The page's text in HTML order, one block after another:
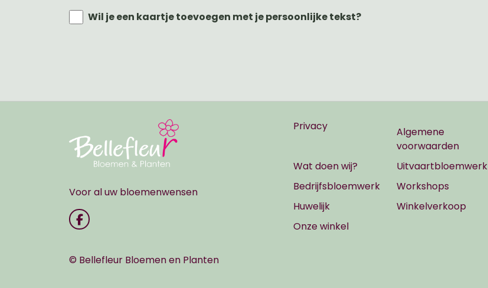
Wil je een kaartje toevoegen met je persoonlijke tekst?
Voor al uw bloemenwensen
Privacy
Algemene
voorwaarden
Wat doen wij?
Uitvaartbloemwerk
Bedrijfsbloemwerk
Workshops
Huwelijk
Winkelverkoop
Onze winkel
© Bellefleur Bloemen en Planten